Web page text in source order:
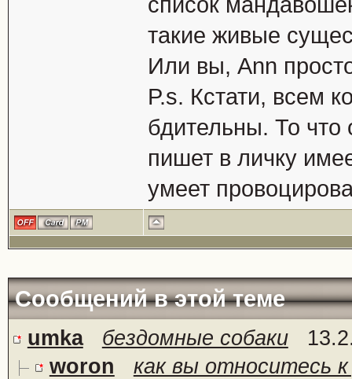
такие живые
Или вы, Ann
P.s. Кстати, всем
бдительны. То
пишет в личку
умеет
Сообщений в этой теме
umka бездомные собаки
woron
как вы относитесь